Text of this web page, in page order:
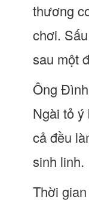
thương
chơi.
sau một
Ông
Ngài tỏ
cả đều
sinh linh.
Thời